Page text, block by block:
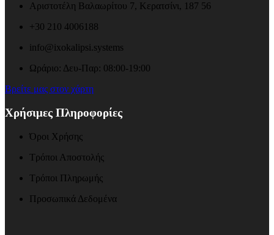
Αριστοτέλη Βαλαωρίτου 7, Κερατσίνι, 187 56
+30 210 4006188
info@ixokalipsi.systems
Ωράριο: Δευ-Παρ: 08:00-19:00
Βρείτε μας στον χάρτη
Χρήσιμες Πληροφορίες
Όροι Χρήσης
Τρόποι Αποστολής
Τρόποι Πληρωμής
Προσωπικά Δεδομένα